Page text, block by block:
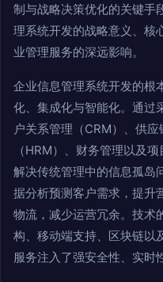
制与战略决策优化的关键手
理系统开发的战略意义、核
业管理服务的深远影响。
企业信息管理系统开发的根
化、集成化与智能化。通过
户关系管理（CRM）、供
（HRM）、财务管理以及
解决传统管理中的信息孤岛
据分析预测客户需求，提升
物流，减少运营冗余。技术
构、移动端支持、区块链以
服务注入了强安全性、实时